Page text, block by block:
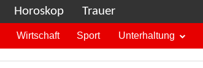
Horoskop Trauer
Wirtschaft Sport Unterhaltung